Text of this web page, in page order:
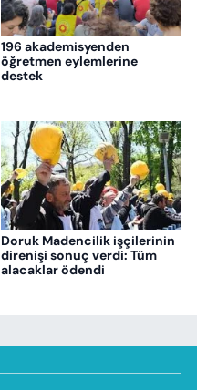
196 akademisyenden
öğretmen eylemlerine
destek
Doruk Madencilik işçilerinin
direnişi sonuç verdi: Tüm
alacaklar ödendi